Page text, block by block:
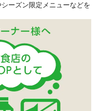
ーズン限定メニューなどを